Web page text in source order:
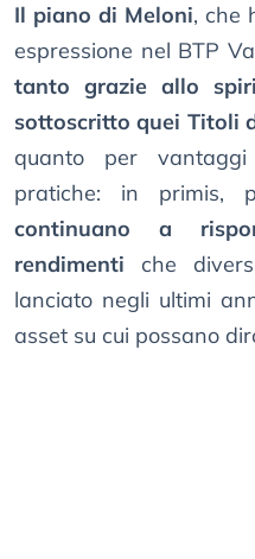
Il piano di Meloni, che
espressione nel BTP
tanto grazie allo
sottoscritto quei Titoli
quanto per
pratiche: in
continuano a
rendimenti che
lanciato negli ultimi
asset su cui possano